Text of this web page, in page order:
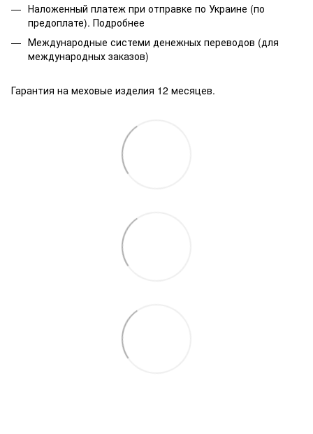
Наложенный платеж при отправке по Украине (по
предоплате). Подробнее
Международные системи денежных переводов (для
международных заказов)
Гарантия на меховые изделия 12 месяцев.